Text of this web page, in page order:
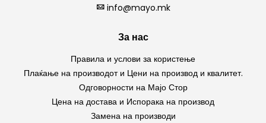
info@mayo.mk
За нас
Правила и услови за користење
Плаќање на производот и Цени на производ и квалитет.
Одговорности на Мајо Стор
Цена на достава и Испорака на производ
Замена на производи